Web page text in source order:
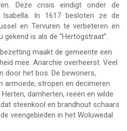
Deze crisis eindigt onder de
In 1617 besloten ze de
en Tervuren te verbeteren en
gekend is als de “Hertogstraat”.
maakt de gemeente een
mee. Anarchie overheerst. Veel
door het bos. De bewoners,
armoede, stropen en decimeren
damherten, reeën en wilde
steenkool en brandhout schaars
veengebieden in het Woluwedal